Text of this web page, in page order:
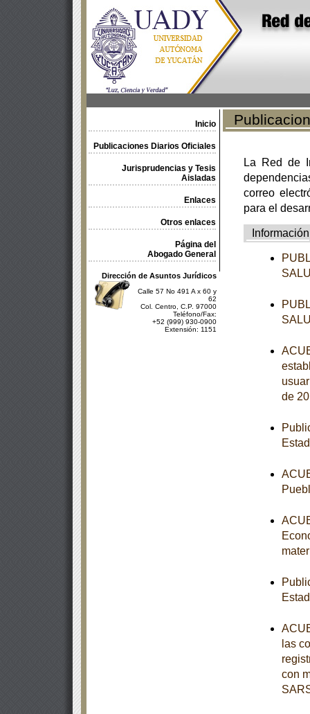
Inicio
Publicaciones Diarios Oficiales
Jurisprudencias y Tesis
Aisladas
Enlaces
Otros enlaces
Página del
Abogado General
Dirección de Asuntos Jurídicos
Calle 57 No 491 A x 60 y
62
Col. Centro, C.P. 97000
Teléfono/Fax:
+52 (999) 930-0900
Extensión: 1151
La Red de
correo
para el
Información
de
las
con